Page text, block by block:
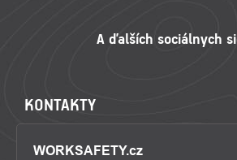
KONTAKTY
WORKSAFETY.cz